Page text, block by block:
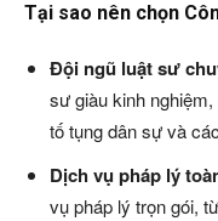
Tại sao nên chọn
Đội ngũ luật sư
sư giàu kinh
tố tụng dân sự và
Dịch vụ pháp lý
vụ pháp lý trọn gói,